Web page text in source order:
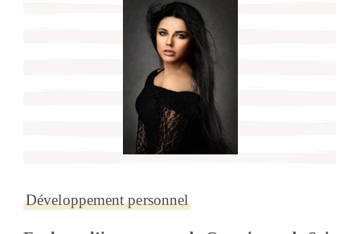
Développement personnel